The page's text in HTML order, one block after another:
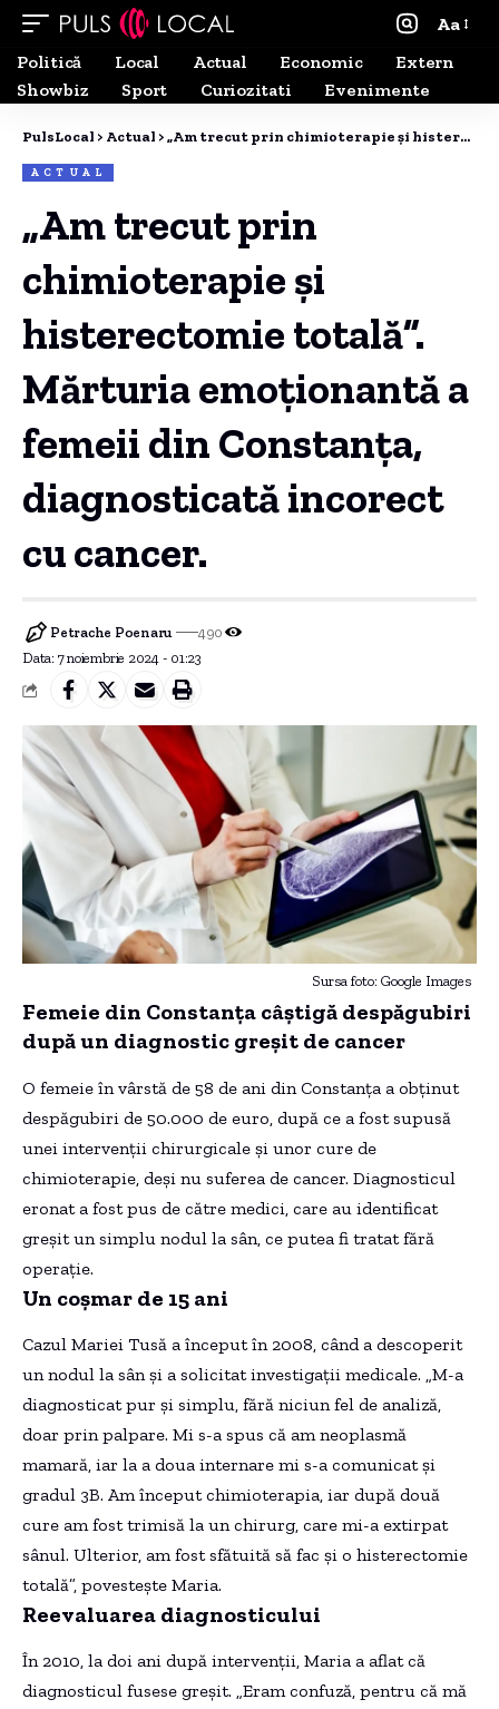
Aa
Politică
Local Actual Economic
Extern
Showbiz
Sport Curiozitati Evenimente
PulsLocal > Actual > „Am trecut prin chimioterapie și histerectomie totală”. Mărturia emoționantă a femeii din Constanța, diagnosticată incorect cu cancer.
ACTUAL
„Am trecut prin
chimioterapie și
histerectomie totală”.
Mărturia emoționantă a
femeii din Constanța,
diagnosticată incorect
cu cancer.
Data: 7 noiembrie 2024 - 01:23
Petrache Poenaru 490
Sursa foto: Google Images
Femeie din Constanța câștigă despăgubiri
după un diagnostic greșit de cancer
O femeie în vârstă de 58 de ani din Constanța a obținut
despăgubiri de 50.000 de euro, după ce a fost supusă
unei intervenții chirurgicale și unor cure de
chimioterapie, deși nu suferea de cancer. Diagnosticul
eronat a fost pus de către medici, care au identificat
greșit un simplu nodul la sân, ce putea fi tratat fără
operație.
Un coșmar de 15 ani
Cazul Mariei Tusă a început în 2008, când a descoperit
un nodul la sân și a solicitat investigații medicale. „M-a
diagnosticat pur și simplu, fără niciun fel de analiză,
doar prin palpare. Mi s-a spus că am neoplasmă
mamară, iar la a doua internare mi s-a comunicat și
gradul 3B. Am început chimioterapia, iar după două
cure am fost trimisă la un chirurg, care mi-a extirpat
sânul. Ulterior, am fost sfătuită să fac și o histerectomie
totală”, povestește Maria.
Reevaluarea diagnosticului
În 2010, la doi ani după intervenții, Maria a aflat că
diagnosticul fusese greșit. „Eram confuză, pentru că mă